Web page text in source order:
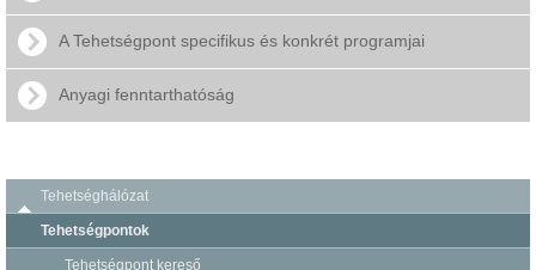
A Tehetségpont specifikus és konkrét programjai
Anyagi fenntarthatóság
Tehetséghálózat
Tehetségpontok
Tehetségpont kereső